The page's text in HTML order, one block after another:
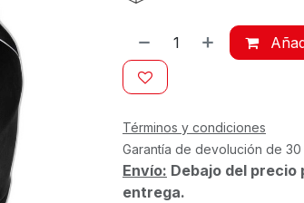
Términos y condiciones
Garantía de devolución de 30
Envío: Debajo del precio
entrega.